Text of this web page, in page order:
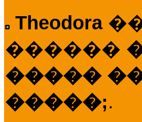
Theodora
������
�����
�����;.